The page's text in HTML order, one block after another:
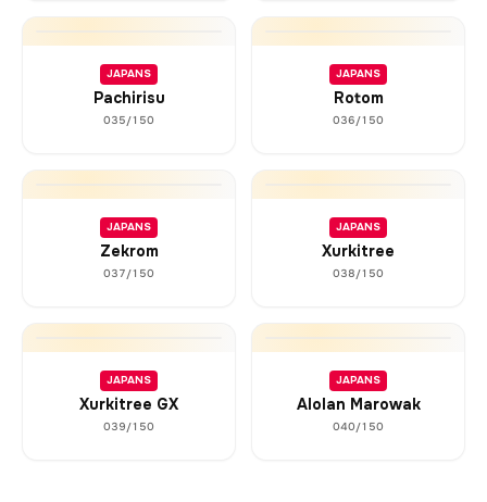
JAPANS
Pachirisu
035/150
JAPANS
Rotom
036/150
JAPANS
Zekrom
037/150
JAPANS
Xurkitree
038/150
JAPANS
Xurkitree GX
039/150
JAPANS
Alolan Marowak
040/150